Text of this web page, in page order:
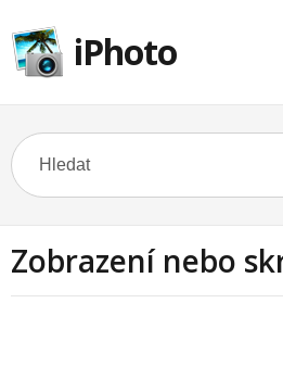
iPhoto
Zobrazení nebo